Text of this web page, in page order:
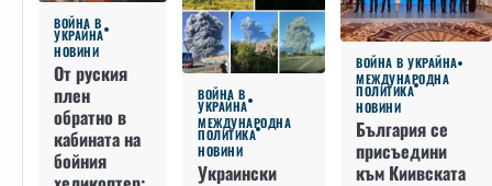
ВОЙНА В
УКРАЙНА
НОВИНИ
От руския
плен
обратно в
кабината на
бойния
ВОЙНА В
УКРАЙНА
МЕЖДУНАРОДНА
ПОЛИТИКА
НОВИНИ
Украински
ВОЙНА В УКРАЙНА
МЕЖДУНАРОДНА
ПОЛИТИКА
НОВИНИ
България се
присъедини
към Киивската